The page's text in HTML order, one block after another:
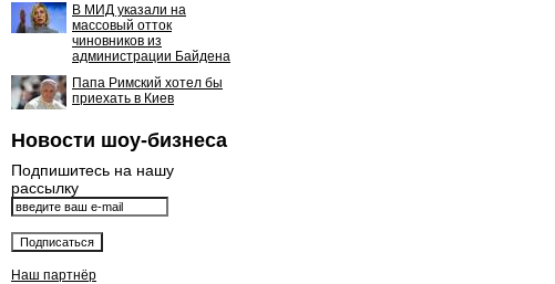
В МИД указали на
массовый отток
чиновников из
администрации Байдена
Папа Римский хотел бы
приехать в Киев
Новости шоу-бизнеса
Подпишитесь на нашу
рассылку
Наш партнёр